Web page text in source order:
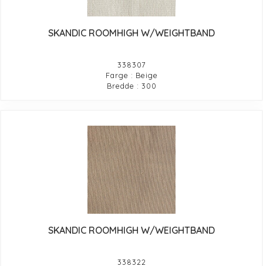
SKANDIC ROOMHIGH W/WEIGHTBAND
338307
Farge : Beige
Bredde : 300
SKANDIC ROOMHIGH W/WEIGHTBAND
338322